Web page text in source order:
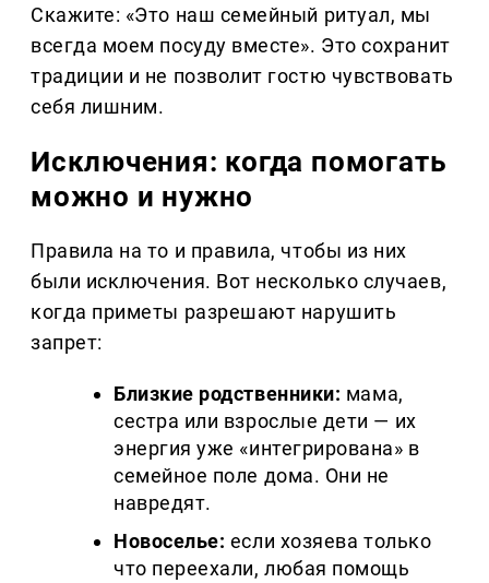
Скажите: «Это наш семейный ритуал, мы
всегда моем посуду вместе». Это сохранит
традиции и не позволит гостю чувствовать
себя лишним.
Исключения: когда помогать
можно и нужно
Правила на то и правила, чтобы из них
были исключения. Вот несколько случаев,
когда приметы разрешают нарушить
запрет:
Близкие родственники: мама,
сестра или взрослые дети — их
энергия уже «интегрирована» в
семейное поле дома. Они не
навредят.
Новоселье: если хозяева только
что переехали, любая помощь